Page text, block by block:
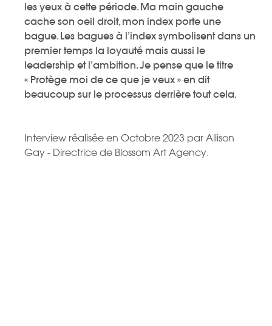
les yeux à cette période. Ma main gauche
cache son oeil droit, mon index porte une
bague. Les bagues à l’index symbolisent dans un
premier temps la loyauté mais aussi le
leadership et l’ambition. Je pense que le titre
« Protège moi de ce que je veux » en dit
beaucoup sur le processus derrière tout cela.
Interview réalisée en Octobre 2023 par Allison
Gay - Directrice de Blossom Art Agency.